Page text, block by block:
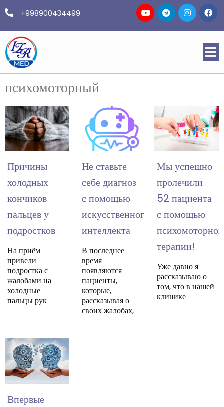
+998900434499
психомоторный
Причины
холодных
кончиков
пальцев у
подростков
На приём
привели
подростка с
жалобами на
холодные
пальцы рук
Не ставьте
себе диагноз
с помощью
искусственного
интеллекта
В последнее
время
появляются
пациенты,
которые,
рассказывая о
своих жалобах,
Мы успешно
пролечили
52 пациента
с помощью
психомоторной
терапии!
Уже давно я
рассказываю о
том, что в нашей
клинике
Впервые